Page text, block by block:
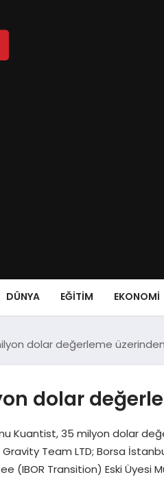
DÜNYA EĞITIM EKONOMI
dolar değerleme üzerinden
dolar
Kuantist, 35 milyon dolar
Team LTD; Borsa
(IBOR Transition) Eski Üyesi